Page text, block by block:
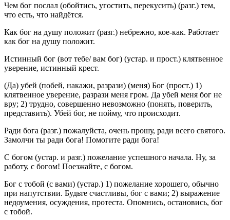
Чем бог послал (обойтись, угостить, перекусить) (разг.) тем,
что есть, что найдётся.
Как бог на душу положит (разг.) небрежно, кое-как. Работает
как бог на душу положит.
Истинный бог (вот тебе/ вам бог) (устар. и прост.) клятвенное
уверение, истинный крест.
(Да) убей (побей, накажи, разрази) (меня) Бог (прост.) 1)
клятвенное уверение, разрази меня гром. Да убей меня бог не
вру; 2) трудно, совершенно невозможно (понять, поверить,
представить). Убей бог, не пойму, что происходит.
Ради бога (разг.) пожалуйста, очень прошу, ради всего святого.
Замолчи ты ради бога! Помогите ради бога!
С богом (устар. и разг.) пожелание успешного начала. Ну, за
работу, с богом! Поезжайте, с богом.
Бог с тобой (с вами) (устар.) 1) пожелание хорошего, обычно
при напутствии. Будьте счастливы, бог с вами; 2) выражение
недоумения, осуждения, протеста. Опомнись, остановись, бог
с тобой.